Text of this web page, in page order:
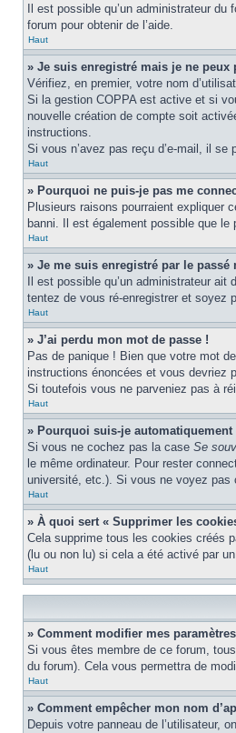
Il est possible qu’un administrateur
forum pour obtenir de l’aide.
Haut
» Je suis enregistré mais je ne peux
Vérifiez, en premier, votre nom
Si la gestion COPPA est active et si
nouvelle création de compte soit
instructions.
Si vous n’avez pas reçu d’e-mail, il
Haut
» Pourquoi ne puis-je pas me
Plusieurs raisons pourraient expliquer
banni. Il est également possible que le
Haut
» Je me suis enregistré par le
Il est possible qu’un administrateur
tentez de vous ré-enregistrer et soyez
Haut
» J’ai perdu mon mot de passe !
Pas de panique ! Bien que votre mot
instructions énoncées et vous devriez
Si toutefois vous ne parveniez pas à
Haut
» Pourquoi suis-je automatiquement
Si vous ne cochez pas la case Se
le même ordinateur. Pour rester
université, etc.). Si vous ne voyez pas
Haut
» À quoi sert « Supprimer les
Cela supprime tous les cookies créés
(lu ou non lu) si cela a été activé par
Haut
» Comment modifier mes
Si vous êtes membre de ce forum,
du forum). Cela vous permettra de
Haut
» Comment empêcher mon nom
Depuis votre panneau de l’utilisateur,